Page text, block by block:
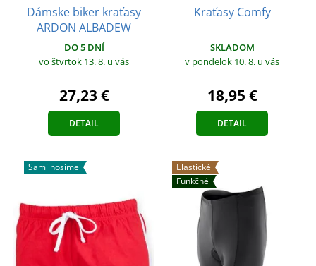
Dámske biker kraťasy
ARDON ALBADEW
DO 5 DNÍ
vo štvrtok 13. 8. u vás
27,23 €
DETAIL
Kraťasy Comfy
SKLADOM
v pondelok 10. 8. u vás
18,95 €
DETAIL
Sami nosíme
Elastické
Funkčné